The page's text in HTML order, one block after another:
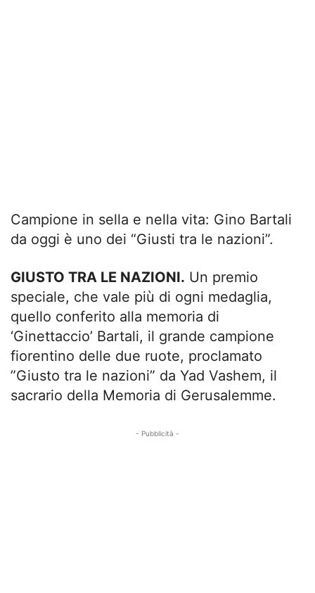
Campione in sella e nella vita: Gino Bartali
da oggi è uno dei “Giusti tra le nazioni”.
GIUSTO TRA LE NAZIONI. Un premio
speciale, che vale più di ogni medaglia,
quello conferito alla memoria di
‘Ginettaccio’ Bartali, il grande campione
fiorentino delle due ruote, proclamato
”Giusto tra le nazioni” da Yad Vashem, il
sacrario della Memoria di Gerusalemme.
- Pubblicità -